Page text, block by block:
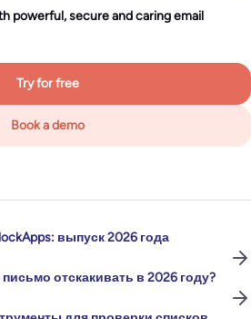
powerful, secure and caring email
Try for free
Book a demo
выпуск 2026 года
отскакивать в 2026 году?